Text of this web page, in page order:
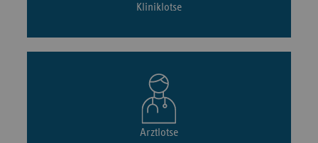
Kliniklotse
Arztlotse